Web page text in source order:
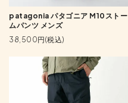
patagonia パタゴニア M10ストー
ムパンツ メンズ
38,500円(税込)